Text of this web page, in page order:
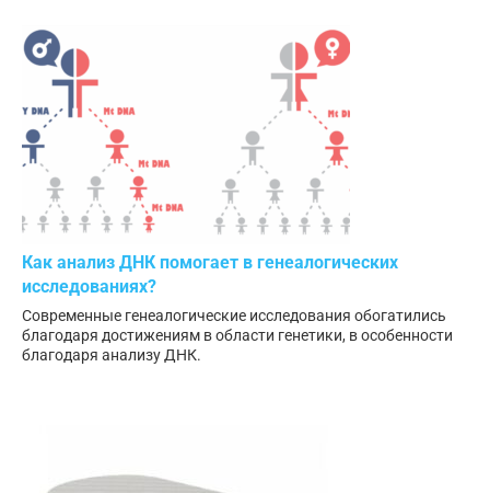
Как анализ ДНК помогает в генеалогических
исследованиях?
Современные генеалогические исследования обогатились
благодаря достижениям в области генетики, в особенности
благодаря анализу ДНК.